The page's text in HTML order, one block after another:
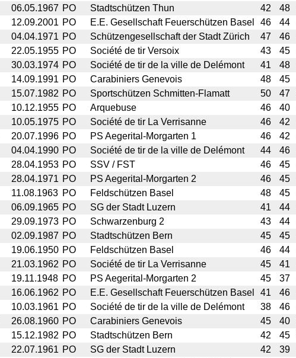
06.05.1967 PO Stadtschützen Thun 42 48
12.09.2001 PO E.E. Gesellschaft Feuerschützen Basel 46 44
04.04.1971 PO Schützengesellschaft der Stadt Zürich 47 46
22.05.1955 PO Société de tir Versoix 43 45
30.03.1974 PO Société de tir de la ville de Delémont 41 48
14.09.1991 PO Carabiniers Genevois 48 45
15.07.1982 PO Sportschützen Schmitten-Flamatt 50 47
10.12.1955 PO Arquebuse 46 40
10.05.1975 PO Société de tir La Verrisanne 46 42
20.07.1996 PO PS Aegerital-Morgarten 1 46 42
04.04.1990 PO Société de tir de la ville de Delémont 44 46
28.04.1953 PO SSV / FST 46 45
28.04.1971 PO PS Aegerital-Morgarten 2 46 45
11.08.1963 PO Feldschützen Basel 48 45
06.09.1965 PO SG der Stadt Luzern 41 44
29.09.1973 PO Schwarzenburg 2 43 44
02.09.1987 PO Stadtschützen Bern 45 45
19.06.1950 PO Feldschützen Basel 46 44
21.03.1962 PO Société de tir La Verrisanne 45 41
19.11.1948 PO PS Aegerital-Morgarten 2 45 37
16.06.1962 PO E.E. Gesellschaft Feuerschützen Basel 41 46
10.03.1961 PO Société de tir de la ville de Delémont 38 46
26.08.1960 PO Carabiniers Genevois 45 40
15.12.1982 PO Stadtschützen Bern 42 45
22.07.1961 PO SG der Stadt Luzern 42 39